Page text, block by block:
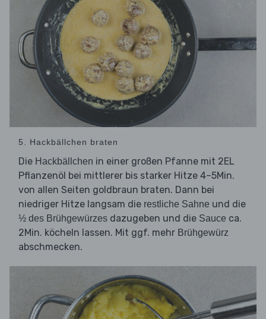
5. Hackbällchen braten
Die Hackbällchen in einer großen Pfanne mit 2EL
Pflanzenöl bei mittlerer bis starker Hitze 4–5Min.
von allen Seiten goldbraun braten. Dann bei
niedriger Hitze langsam die restliche Sahne und die
½ des Brühgewürzes dazugeben und die Sauce ca.
2Min. köcheln lassen. Mit ggf. mehr Brühgewürz
abschmecken.